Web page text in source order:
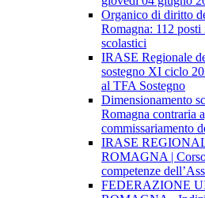
Organico di diritto
Romagna: 112
scolastici
IRASE Regionale
sostegno XI ciclo
al TFA Sostegno
Dimensionamento
Romagna contraria
commissariamento
IRASE
ROMAGNA |
competenze
FEDERAZIONE